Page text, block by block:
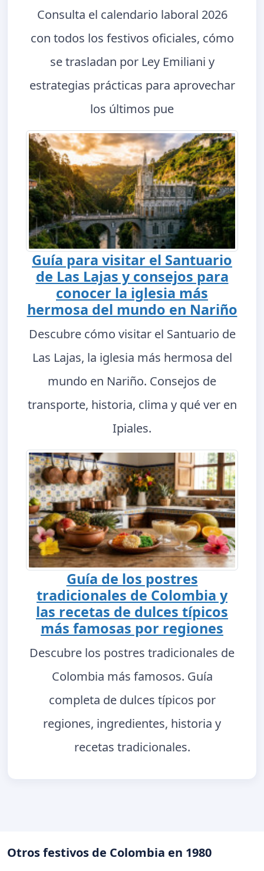
Consulta el calendario laboral 2026
con todos los festivos oficiales, cómo
se trasladan por Ley Emiliani y
estrategias prácticas para aprovechar
los últimos pue
Guía para visitar el Santuario
de Las Lajas y consejos para
conocer la iglesia más
hermosa del mundo en Nariño
Descubre cómo visitar el Santuario de
Las Lajas, la iglesia más hermosa del
mundo en Nariño. Consejos de
transporte, historia, clima y qué ver en
Ipiales.
Guía de los postres
tradicionales de Colombia y
las recetas de dulces típicos
más famosas por regiones
Descubre los postres tradicionales de
Colombia más famosos. Guía
completa de dulces típicos por
regiones, ingredientes, historia y
recetas tradicionales.
Otros festivos de Colombia en 1980